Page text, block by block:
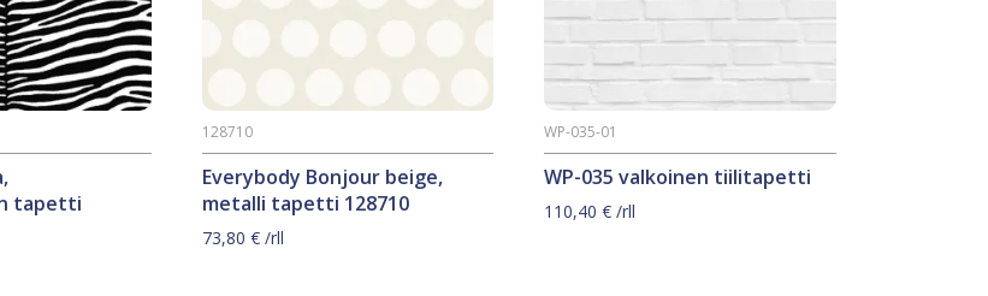
tapetti
Everybody Bonjour beige,
metalli tapetti 128710
128710
73,80 €/rll
WP-035 valkoinen tiilitapetti
WP-035-01
110,40€ /rll